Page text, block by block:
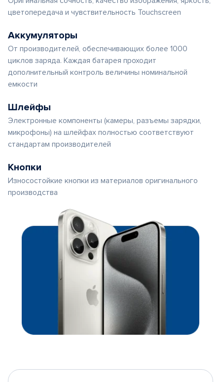
цветопередача и чувствительность Touchscreen
Аккумуляторы
От производителей, обеспечивающих более 1000
циклов заряда. Каждая батарея проходит
дополнительный контроль величины номинальной
емкости
Шлейфы
Электронные компоненты (камеры, разъемы зарядки,
микрофоны) на шлейфах полностью соответствуют
стандартам производителей
Кнопки
Износостойкие кнопки из материалов оригинального
производства